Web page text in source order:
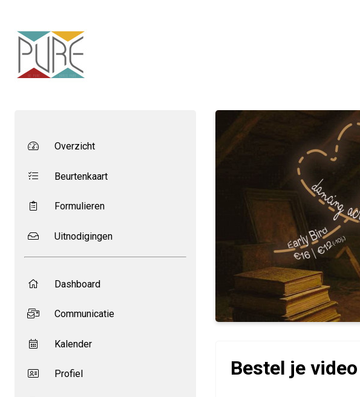
Overzicht
Beurtenkaart
Formulieren
Uitnodigingen
Dashboard
Communicatie
Kalender
Profiel Bestel je